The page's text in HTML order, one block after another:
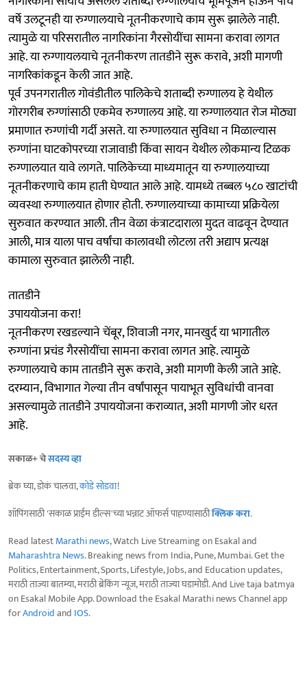
वर्षे उलटूनही या रुग्णालयाचे नूतनीकरणाचे काम सुरू झालेले नाही.
त्यामुळे या परिसरातील नागरिकांना गैरसोयींचा सामना करावा लागत
आहे. या रुग्णायलयाचे नूतनीकरण तातडीने सुरू करावे, अशी मागणी
नागरिकांकडून केली जात आहे.
पूर्व उपनगरातील गोवंडीतील पालिकेचे शताब्दी रुग्णालय हे येथील
गोरगरीब रुग्णांसाठी एकमेव रुग्णालय आहे. या रुग्णालयात रोज मोठ्या
प्रमाणात रुग्णांची गर्दी असते. या रुग्णालयात सुविधा न मिळाल्‍यास
रुग्णांना घाटकोपरच्या राजावाडी किंवा सायन येथील लोकमान्य टिळक
रुग्णालयात यावे लागते. पालिकेच्या माध्यमातून या रुग्णालयाच्या
नूतनीकरणाचे काम हाती घेण्यात आले आहे. यामध्ये तब्बल ५८० खाटांची
व्यवस्था रुग्णालयात होणार होती. रुग्णालयाच्या कामाच्या प्रक्रियेला
सुरुवात करण्यात आली. तीन वेळा कंत्राटदाराला मुदत वाढवून देण्यात
आली, मात्र याला पाच वर्षांचा कालावधी लोटला तरी अद्याप प्रत्‍यक्ष
कामाला सुरुवात झालेली नाही.
तातडीने
उपाययोजना करा!
नूतनीकरण रखडल्याने चेंबूर, शिवाजी नगर, मानखुर्द या भागातील
रुग्णांना प्रचंड गैरसोयींचा सामना करावा लागत आहे. त्यामुळे
रुग्णालयाचे काम तातडीने सुरू करावे, अशी मागणी केली जाते आहे.
दरम्यान, विभागात गेल्या तीन वर्षांपासून पायाभूत सुविधांची वानवा
असल्यामुळे तातडीने उपाययोजना कराव्यात, अशी मागणी जोर धरत
आहे.
सकाळ+ चेसदस्य व्हा
ब्रेक घ्या, डोकं चालवा,कोडे सोडवा!
शॉपिंगसाठी 'सकाळ प्राईम डील्स'च्या भन्नाट ऑफर्स पाहण्यासाठीक्लिक करा.
Read latestMarathi news, Watch Live Streaming on Esakal and
Maharashtra News. Breaking news from India, Pune, Mumbai. Get the
Politics, Entertainment, Sports, Lifestyle, Jobs, and Education updates,
मराठी ताज्या बातम्या, मराठी ब्रेकिंग न्यूज, मराठी ताज्या घडामोडी. And Live taja batmya
on Esakal Mobile App. Download the Esakal Marathi news Channel app
forAndroidand IOS.